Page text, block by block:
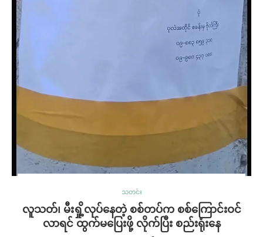
သတင်း
လူသတ်၊ မီးရှို့လုပ်နေတဲ့ စစ်တပ်က စစ်ကြောင်းဝင်
လာရင် ထွက်မပြေးဖို့ လိုက်ပြီး စည်းရုံးနေ